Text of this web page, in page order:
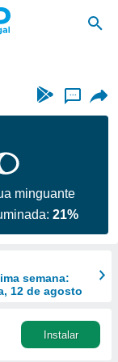
...
minguante
21%
semana:
12 de agosto
Instalar